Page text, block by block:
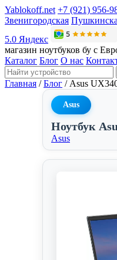
Yablokoff.net +7 (921) 956-
Звенигородская
5.0 Яндекс
магазин ноутбуков бу с
Каталог Блог О нас
Главная / Блог / Asus
Asus
Ноутбук
Asus